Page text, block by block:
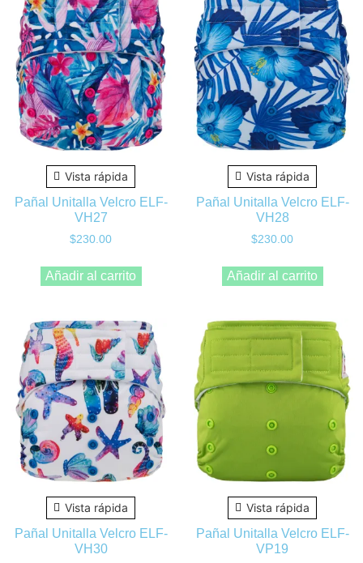
Vista rápida
Pañal Unitalla Velcro ELF-
VH27
$230.00
Añadir al carrito
Vista rápida
Pañal Unitalla Velcro ELF-
VH28
$230.00
Añadir al carrito
Vista rápida
Pañal Unitalla Velcro ELF-
VH30
Vista rápida
Pañal Unitalla Velcro ELF-
VP19